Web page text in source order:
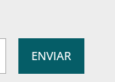
ENVIAR